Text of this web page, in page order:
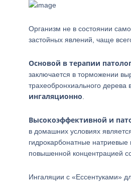
Организм не в состоянии
застойных явлений, чаще
Основой в терапии
заключается в торможении
трахеобронхиального
ингаляционно
Высокоэффективной и
в домашних условиях
гидрокарбонатные
повышенной концентрацией
Ингаляции с «Ессентуками»